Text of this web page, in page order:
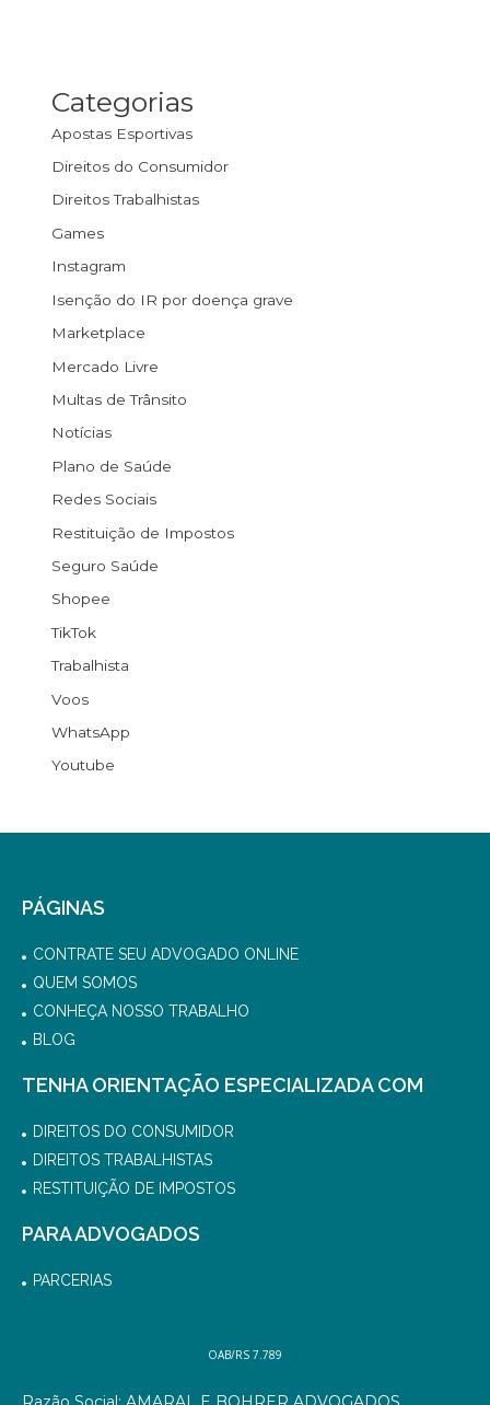
Categorias
Apostas Esportivas
Direitos do Consumidor
Direitos Trabalhistas
Games
Instagram
Isenção do IR por doença grave
Marketplace
Mercado Livre
Multas de Trânsito
Notícias
Plano de Saúde
Redes Sociais
Restituição de Impostos
Seguro Saúde
Shopee
TikTok
Trabalhista
Voos
WhatsApp
Youtube
PÁGINAS
CONTRATE SEU ADVOGADO ONLINE
QUEM SOMOS
CONHEÇA NOSSO TRABALHO
BLOG
TENHA ORIENTAÇÃO ESPECIALIZADA COM
DIREITOS DO CONSUMIDOR
DIREITOS TRABALHISTAS
RESTITUIÇÃO DE IMPOSTOS
PARA ADVOGADOS
PARCERIAS
OAB/RS 7.789